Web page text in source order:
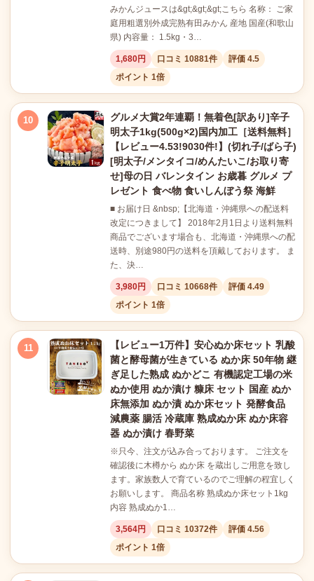
みかんジュースは&gt;&gt;&gt;こちら 名称： ご家
庭用粗選別外成完熟有田みかん 産地 国産(和歌山
県) 内容量： 1.5kg・3…
1,680円 口コミ 10881件
評価 4.5
ポイント 1倍
10
グルメ大賞2年連覇！無着色[訳あり]辛子
明太子1kg(500g×2)国内加工［送料無料］
【レビュー4.53!9030件!】(切れ子/ばら子)
[明太子/メンタイコ/めんたいこ/お取り寄
せ]母の日 バレンタイン お歳暮 グルメ プ
レゼント 食べ物 食いしんぼう祭 海鮮
■ お届け日 &nbsp;【北海道・沖縄県への配送料
改定につきまして】 2018年2月1日より送料無料
商品でございます場合も、北海道・沖縄県への配
送時、別途980円の送料を頂戴しております。 ま
た、決…
3,980円 口コミ 10668件
評価 4.49
ポイント 1倍
11
【レビュー1万件】安心ぬか床セット 乳酸
菌と酵母菌が生きている ぬか床 50年物 継
ぎ足した熟成 ぬかどこ 有機認定工場の米
ぬか使用 ぬか漬け 糠床 セット 国産 ぬか
床無添加 ぬか漬 ぬか床セット 発酵食品
減農薬 腸活 冷蔵庫 熟成ぬか床 ぬか床容
器 ぬか漬け 春野菜
※只今、注文が込み合っております。 ご注文を
確認後に木樽から ぬか床 を蔵出しご用意を致し
ます。家族数人で育ているのでご理解の程宜しく
お願いします。 商品名称 熟成ぬか床セット1kg
内容 熟成ぬか1…
3,564円 口コミ 10372件
評価 4.56
ポイント 1倍